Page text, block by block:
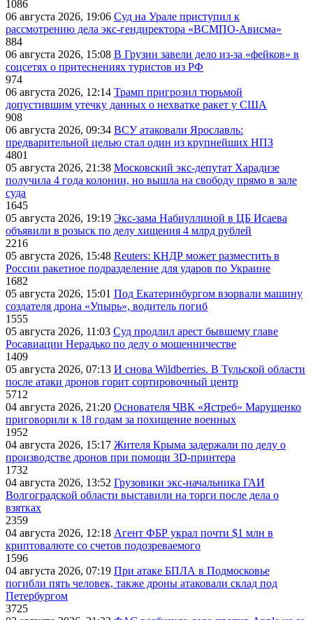
1086
06 августа 2026, 19:06 Суд на Урале приступил к
рассмотрению дела экс-гендиректора «ВСМПО-Ависма»
884
06 августа 2026, 15:08 В Грузии завели дело из-за «фейков» в
соцсетях о притеснениях туристов из РФ
974
06 августа 2026, 12:14 Трамп пригрозил тюрьмой
допустившим утечку данных о нехватке ракет у США
908
06 августа 2026, 09:34 ВСУ атаковали Ярославль:
предварительной целью стал один из крупнейших НПЗ
4801
05 августа 2026, 21:38 Московский экс-депутат Харадизе
получила 4 года колонии, но вышла на свободу прямо в зале
суда
1645
05 августа 2026, 19:19 Экс-зама Набиуллиной в ЦБ Исаева
объявили в розыск по делу хищения 4 млрд рублей
2216
05 августа 2026, 15:48 Reuters: КНДР может разместить в
России ракетное подразделение для ударов по Украине
1682
05 августа 2026, 15:01 Под Екатеринбургом взорвали машину
создателя дрона «Упырь», водитель погиб
1555
05 августа 2026, 11:03 Суд продлил арест бывшему главе
Росавиации Нерадько по делу о мошенничестве
1409
05 августа 2026, 07:13 И снова Wildberries. В Тульской области
после атаки дронов горит сортировочный центр
5712
04 августа 2026, 21:20 Основателя ЧВК «Ястреб» Марущенко
приговорили к 18 годам за похищение военных
1952
04 августа 2026, 15:17 Жителя Крыма задержали по делу о
производстве дронов при помощи 3D‑принтера
1732
04 августа 2026, 13:52 Грузовики экс-начальника ГАИ
Волгоградской области выставили на торги после дела о
взятках
2359
04 августа 2026, 12:18 Агент ФБР украл почти $1 млн в
криптовалюте со счетов подозреваемого
1596
04 августа 2026, 07:19 При атаке БПЛА в Подмосковье
погибли пять человек, также дроны атаковали склад под
Петербургом
3725